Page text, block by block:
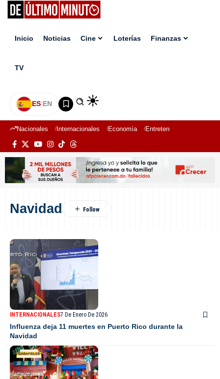
Inicio Noticias Cine Loterías Finanzas
TV
ES|EN
Nacionales Internacionales Economía Entretenimiento
Navidad
INTERNACIONALES7 De Enero De 2026
Influenza deja 11 muertes en Puerto Rico durante la
Navidad